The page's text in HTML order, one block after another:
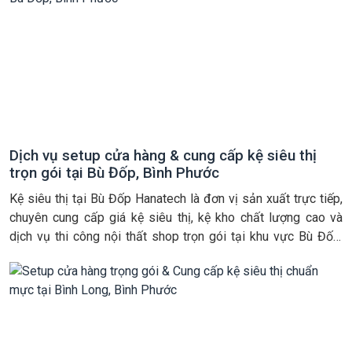
Dịch vụ setup cửa hàng & cung cấp kệ siêu thị
trọn gói tại Bù Đốp, Bình Phước
Kệ siêu thị tại Bù Đốp Hanatech là đơn vị sản xuất trực tiếp,
chuyên cung cấp giá kệ siêu thị, kệ kho chất lượng cao và
dịch vụ thi công nội thất shop trọn gói tại khu vực Bù Đốp,
Tân […]